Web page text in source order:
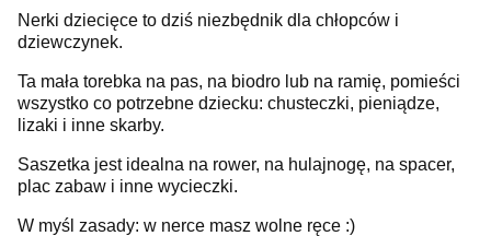
Nerki dziecięce to dziś niezbędnik dla chłopców i
dziewczynek.
Ta mała torebka na pas, na biodro lub na ramię, pomieści
wszystko co potrzebne dziecku: chusteczki, pieniądze,
lizaki i inne skarby.
Saszetka jest idealna na rower, na hulajnogę, na spacer,
plac zabaw i inne wycieczki.
W myśl zasady: w nerce masz wolne ręce :)